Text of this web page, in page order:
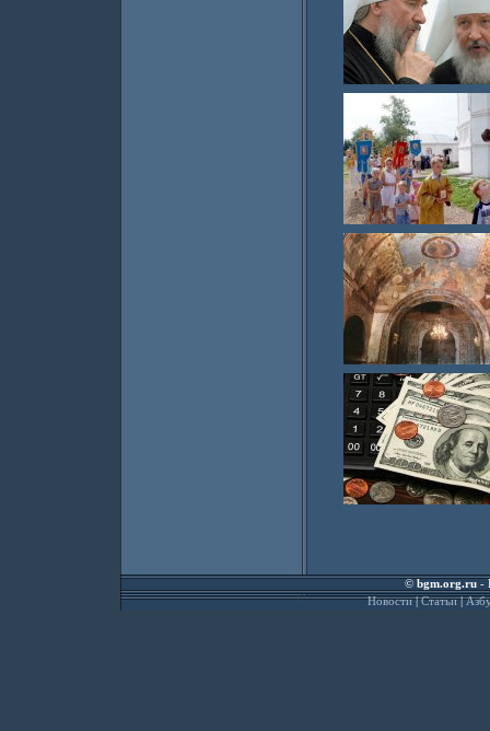
©bgm.org.ru-
Новости|Статьи|